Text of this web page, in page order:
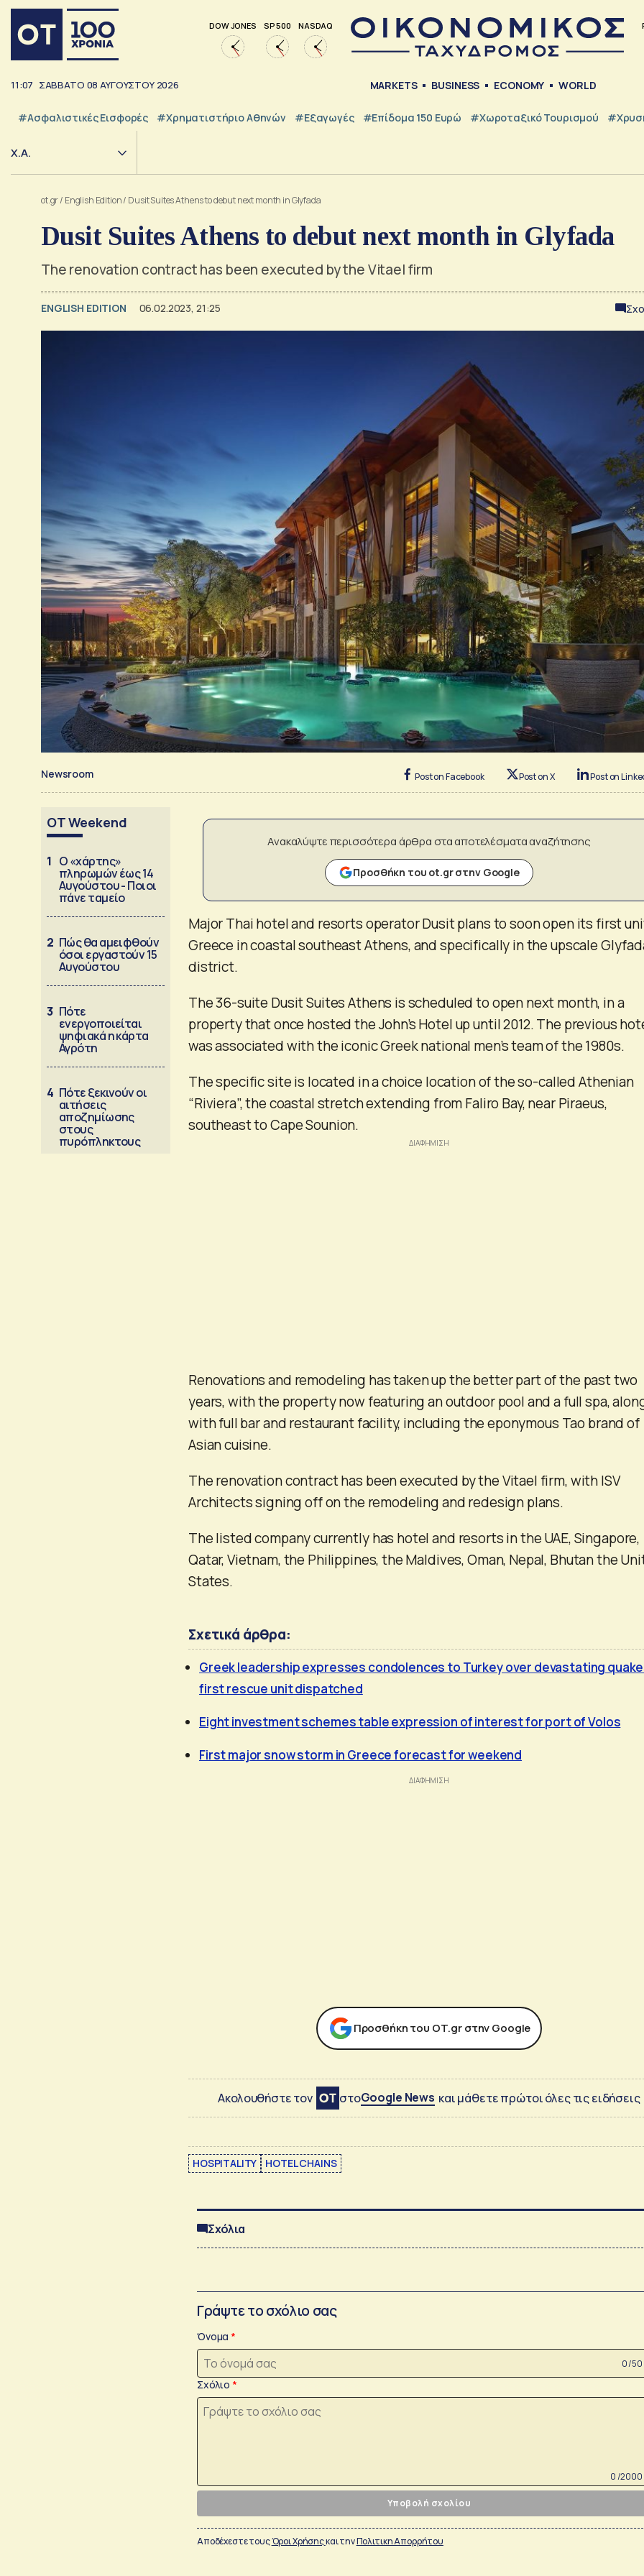
DOW JONES SP 500 NASDAQ
11:07 ΣΑΒΒΑΤΟ 08 ΑΥΓΟΥΣΤΟΥ 2026 MARKETS BUSINESS ECONOMY WORLD
#Ασφαλιστικές Εισφορές #Χρηματιστήριο Αθηνών #εξαγωγές #Επίδομα 150 Ευρώ #Χωροταξικό Τουρισμού
Χ.Α.
ot.gr/ English Edition/ Dusit Suites Athens to debut next month in Glyfada
Dusit Suites Athens to debut next month in Glyfada
The renovation contract has been executed by the Vitael firm
ENGLISH EDITION 06.02.2023, 21:25
Newsroom Post on Facebook Post on X Post on
OT Weekend
1 Ο «χάρτης»
πληρωμών έως 14
Αυγούστου - Ποιοι
πάνε ταμείο
2 Πώς θα αμειφθούν
όσοι εργαστούν 15
Αυγούστου
3 Πότε
ενεργοποιείται
ψηφιακά η κάρτα
Αγρότη
4 Πότε ξεκινούν οι
αιτήσεις
αποζημίωσης
στους
πυρόπληκτους
Ανακαλύψτε περισσότερα άρθρα στα αποτελέσματα αναζήτησης
Προσθήκη του ot.gr στην Google
Major Thai hotel and resorts operator Dusit plans to soon open its first
Greece in coastal southeast Athens, and specifically in the upscale
district.
The 36-suite Dusit Suites Athens is scheduled to open next month, in a
property that once hosted the John’s Hotel up until 2012. The previous
was associated with the iconic Greek national men’s team of the 1980s.
The specific site is located in a choice location of the so-called Athenian
“Riviera”, the coastal stretch extending from Faliro Bay, near Piraeus,
southeast to Cape Sounion.
Renovations and remodeling has taken up the better part of the past two
years, with the property now featuring an outdoor pool and a full spa,
with full bar and restaurant facility, including the eponymous Tao brand of
Asian cuisine.
The renovation contract has been executed by the Vitael firm, with ISV
Architects signing off on the remodeling and redesign plans.
The listed company currently has hotel and resorts in the UAE, Singapore,
Qatar, Vietnam, the Philippines, the Maldives, Oman, Nepal, Bhutan the
States.
Σχετικά άρθρα:
Greek leadership expresses condolences to Turkey over devastating
first rescue unit dispatched
Eight investment schemes table expression of interest for port of Volos
First major snow storm in Greece forecast for weekend
Προσθήκη του ΟΤ.gr στην Google
Ακολουθήστε τον στοGoogle News και μάθετε πρώτοι όλες τις ειδήσεις
HOSPITALITY HOTEL CHAINS
Σχόλια
Γράψτε το σχόλιο σας
Όνομα
0 /50
Σχόλιο
0 /2000
Υποβολή σχολίου
Αποδέχεστε τουςΌροι Χρήσηςκαι τηνΠολιτικη Απορρήτου